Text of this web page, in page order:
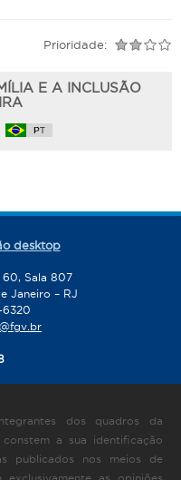
Prioridade:
E A INCLUSÃO
desktop
60, Sala 807
Janeiro – RJ
6320
dos quadros da
a sua identificação
publicados nos meios de
exclusivamente as opiniões